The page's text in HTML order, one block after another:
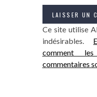
Ce site utilise
indésirables.
comment
commentaires